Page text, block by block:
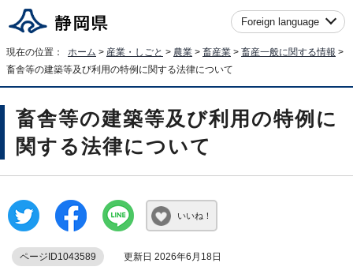
Foreign language
現在の位置： ホーム > 産業・しごと > 農業 > 畜産業 > 畜産一般に関する情報 >
畜舎等の建築等及び利用の特例に関する法律について
畜舎等の建築等及び利用の特例に
関する法律について
いいね！
ページID1043589 更新日 2026年6月18日